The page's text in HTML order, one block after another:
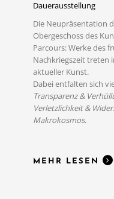
Dauerausstellung
Die Neupräsentation
Obergeschoss des
Parcours: Werke des
Nachkriegszeit treten
aktueller Kunst.
Dabei entfalten sich
Transparenz &
Verletzlichkeit &
Makrokosmos.
MEHR LESEN
MEHR LESEN